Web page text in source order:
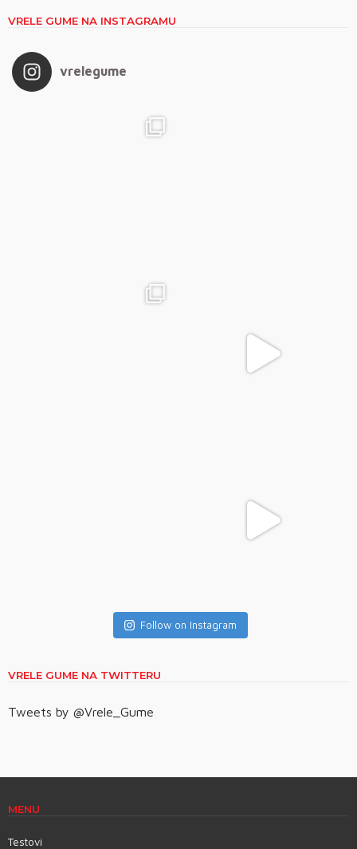
VRELE GUME NA INSTAGRAMU
vrelegume
Follow on Instagram
VRELE GUME NA TWITTERU
Tweets by @Vrele_Gume
MENU
Testovi